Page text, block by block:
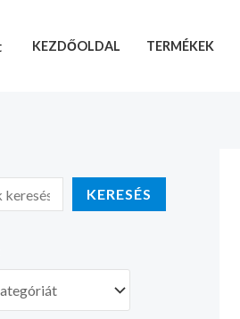
KEZDŐOLDAL TERMÉKEK
KERESÉS